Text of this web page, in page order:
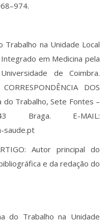
na Unidade Local
em Medicina pela
de Coimbra.
DOS
do Trabalho, Sete Fontes –
Braga. E-MAIL:
saude.pt
Autor principal do
e da redação do
do Trabalho na Unidade